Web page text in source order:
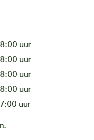
uur
uur
uur
uur
uur